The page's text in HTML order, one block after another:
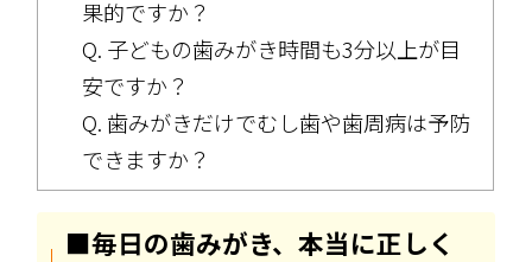
果的ですか？
Q. 子どもの歯みがき時間も3分以上が目
安ですか？
Q. 歯みがきだけでむし歯や歯周病は予防
できますか？
■毎日の歯みがき、本当に正しく